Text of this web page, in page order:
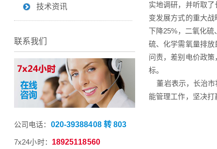
实地调研，并听取
变发展方式的重大
下降25%，二氧化硫
硫、化学需氧量排
问责，差别电价政
标。
董岩表示，长治市
能管理工作，坚决
技术资讯
联系我们
公司电话： 020-39388408 转 803
7x24小时： 18925118560